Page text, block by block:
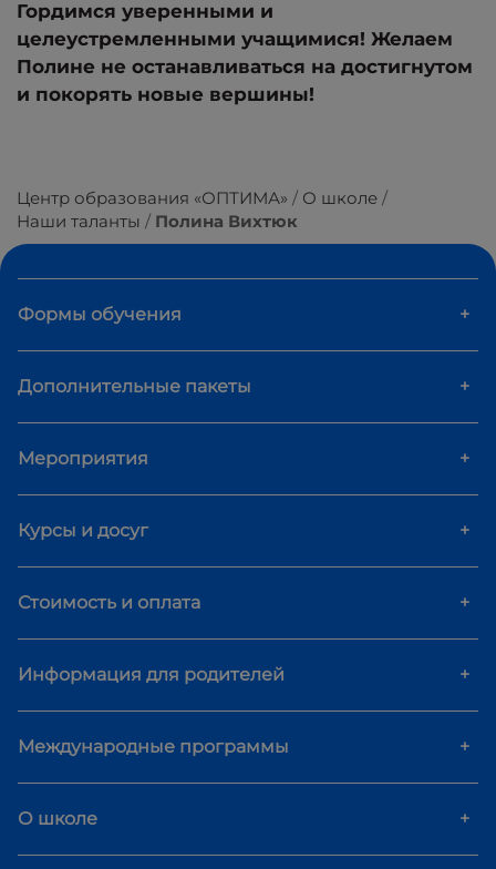
Гордимся уверенными и
целеустремленными учащимися! Желаем
Полине не останавливаться на достигнутом
и покорять новые вершины!
Центр образования «ОПТИМА»
О школе
Наши таланты
Полина Вихтюк
Формы обучения +
Дополнительные пакеты +
Мероприятия +
Курсы и досуг +
Стоимость и оплата +
Информация для родителей +
Международные программы +
О школе +